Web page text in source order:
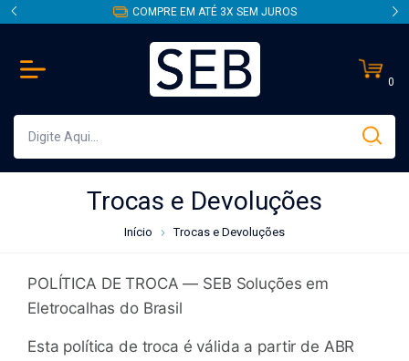
COMPRE EM ATÉ 3X SEM JUROS
0
Trocas e Devoluções
Início Trocas e Devoluções
POLÍTICA DE TROCA — SEB Soluções em
Eletrocalhas do Brasil
Esta política de troca é válida a partir de ABR